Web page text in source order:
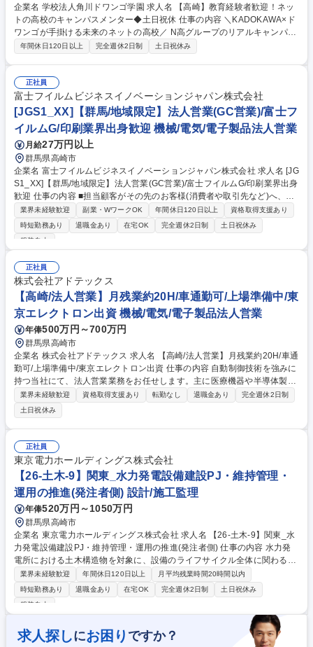
企業名 学校法人角川ドワンゴ学園 求人名 【高崎】教育経験者歓迎！ネッ
トの高校のキャンパスメンター◆土日祝休 仕事の内容 ＼KADOKAWA×ド
ワンゴが手掛ける未来のネットの高校／ N高グループのリアルキャンパス
にて、生徒の成長を支えるメンターを募集いたします。教育現場での経験
す。 (1)プロジェクト学習の授業の実施：当学園オリジナル授業のプロジ
ェクトNや21世紀型スキル学習などPBL（プロジェクト学習）の実施 (2)
生徒指導・コーチング(3)保護者様との関係作り(4)キャンパス運営(5)人材
育成 募集職種 【高崎】教育経験者歓迎！ネットの高校のキャンパスメン
ター◆土日祝休
年間休日120日以上 完全週休2日制 土日祝休み
正社員
富士フイルムビジネスイノベーションジャパン株式会社
[JGS1_XX]【群馬/地域限定】法人営業(GC営業)/富士フ
イルムG/印刷業界出身歓迎 機械/電気/電子製品法人営業
月給27万円以上
群馬県高崎市
企業名 富士フイルムビジネスイノベーションジャパン株式会社 求人名 [JG
S1_XX]【群馬/地域限定】法人営業(GC営業)/富士フイルムG/印刷業界出身
歓迎 仕事の内容 ■担当顧客がその先のお客様(消費者や取引先など)へ、当
社のデジタル印刷技術で出力された「コミュニケーション媒体(チラシ/D
M/カタログなど)」を活用することで、より接点力強化に繋がるソリュー
ションを提供する 営業です。■顧客の売上向上という課題に対し、消費者
ケティング力強化などを提案し、顧客の増力化を支援。またサービスビュ
ーローの出力サービス分野に対する品質や生産性改善を、印刷企業へは印
刷工程の効率化や設備最適化や原価低減などの側面から印刷ビジネス全体
の価値・売上向上に向けた提案を実施。■平均月残業約20時間以内/リモー
トワーク制度有 募集職種 [JGS1_XX]【群馬/地域限定】法人営業(GC営業)/
富士フイルムG/印刷業界出身歓迎
業界未経験歓迎 副業・WワークOK 年間休日120日以上
資格取得支援あり
時短勤務あり
退職金あり 在宅OK 完全週休2日制
土日祝休み
服装自由
正社員
株式会社アドテックス
【高崎/法人営業】月残業約20H/車通勤可/上場準備中/東
京エレクトロン出資 機械/電気/電子製品法人営業
年俸500万円～700万円
群馬県高崎市
企業名 株式会社アドテックス 求人名 【高崎/法人営業】月残業約20H/車通
勤可/上場準備中/東京エレクトロン出資 仕事の内容 自動制御技術を強みに
持つ当社にて、法人営業業務をお任せします。主に医療機器や半導体製造
装置メーカーなどの既存顧客に対する、自社製品や新技術の提案営業全般
をリードしていただきます。 【業務詳細】■大手半導体装置メーカーや医
療機器メーカーへの提案と深耕営業■顧客の要望（温度制御やワイヤレス
給電等）のヒアリングと要件化■社内の回路・ソフトウェア設計エンジニ
アとの仕様や納期調整■新技術や自社製品導入に向けたプレゼン、見積作
成、および交渉■主要株主である大手企業との共同プロジェクトにおける
窓口業務■市場トレンドや競合の調査、および新規顧客開拓に向けたアプ
ローチ 等 募集職種 【高崎/法人営業】月残業約20H/車通勤可/上場準備中/
東京エレクトロン出資
業界未経験歓迎 資格取得支援あり 転勤なし 退職金あり
完全週休2日制
土日祝休み
正社員
東京電力ホールディングス株式会社
【26-土木-9】関東_水力発電設備建設PJ・維持管理・
運用の推進(発注者側) 設計/施工監理
年俸520万円～1050万円
群馬県高崎市
企業名 東京電力ホールディングス株式会社 求人名 【26-土木-9】関東_水
力発電設備建設PJ・維持管理・運用の推進(発注者側) 仕事の内容 水力発
電所における土木構造物を対象に、設備のライフサイクル全体に関わる、
計画・設計、積算、工事監理、維持管理・運用に関わる業務を発注者とし
て推進していただきます。 ※工事実務はゼネコン等に発注 ■水力発電所土
木構造物に関する調査および計画立案 ■土木構造物の設計業務(構造、工事
検討・改善 【対象構造物】ダム、水路、水圧管路、サージタンク、ゲート
機器類等 【働き方】担当案件や勤務地にもよりますが、リモートワークや
業界未経験歓迎 年間休日120日以上
月平均残業時間20時間以内
時短勤務あり
退職金あり 在宅OK 完全週休2日制
土日祝休み
服装自由
求人探しにお困り ですか？